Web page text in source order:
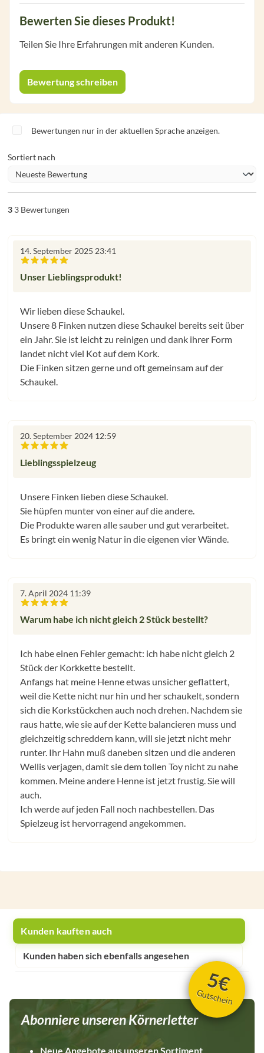
Bewerten Sie dieses Produkt!
Teilen Sie Ihre Erfahrungen mit anderen Kunden.
Bewertung schreiben
Bewertungen nur in der aktuellen Sprache anzeigen.
Sortiert nach
3 3 Bewertungen
14. September 2025 23:41
Unser Lieblingsprodukt!
Wir lieben diese Schaukel.
Unsere 8 Finken nutzen diese Schaukel bereits seit über
ein Jahr. Sie ist leicht zu reinigen und dank ihrer Form
landet nicht viel Kot auf dem Kork.
Die Finken sitzen gerne und oft gemeinsam auf der
Schaukel.
20. September 2024 12:59
Lieblingsspielzeug
Unsere Finken lieben diese Schaukel.
Sie hüpfen munter von einer auf die andere.
Die Produkte waren alle sauber und gut verarbeitet.
Es bringt ein wenig Natur in die eigenen vier Wände.
7. April 2024 11:39
Warum habe ich nicht gleich 2 Stück bestellt?
Ich habe einen Fehler gemacht: ich habe nicht gleich 2
Stück der Korkkette bestellt.
Anfangs hat meine Henne etwas unsicher geflattert,
weil die Kette nicht nur hin und her schaukelt, sondern
sich die Korkstückchen auch noch drehen. Nachdem sie
raus hatte, wie sie auf der Kette balancieren muss und
gleichzeitig schreddern kann, will sie jetzt nicht mehr
runter. Ihr Hahn muß daneben sitzen und die anderen
Wellis verjagen, damit sie dem tollen Toy nicht zu nahe
kommen. Meine andere Henne ist jetzt frustig. Sie will
auch.
Ich werde auf jeden Fall noch nachbestellen. Das
Spielzeug ist hervorragend angekommen.
Kunden kauften auch
Kunden haben sich ebenfalls angesehen
5€
Gutschein
Abonniere unseren Körnerletter
Neue Angebote aus unseren Sortiment